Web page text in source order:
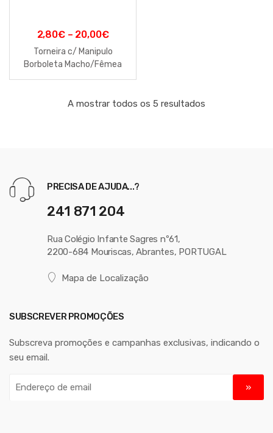
2,80€– 20,00€
Torneira c/ Manipulo
Borboleta Macho/Fêmea
A mostrar todos os 5 resultados
PRECISA DE AJUDA...?
241 871 204
Rua Colégio Infante Sagres nº61,
2200-684 Mouriscas, Abrantes, PORTUGAL
Mapa de Localização
SUBSCREVER PROMOÇÕES
Subscreva promoções e campanhas exclusivas, indicando o
seu email.